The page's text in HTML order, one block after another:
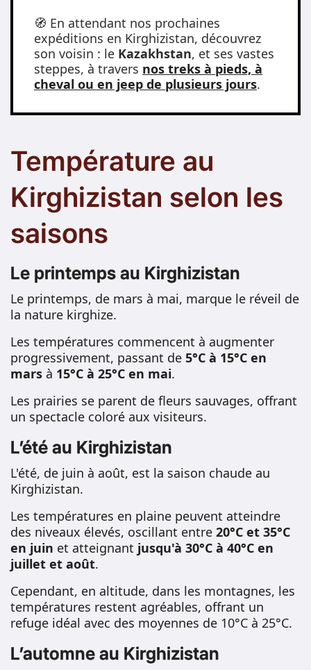
🧭 En attendant nos prochaines
expéditions en Kirghizistan, découvrez
son voisin : le Kazakhstan, et ses vastes
steppes, à travers nos treks à pieds, à
cheval ou en jeep de plusieurs jours.
Température au
Kirghizistan selon les
saisons
Le printemps au Kirghizistan
Le printemps, de mars à mai, marque le réveil de
la nature kirghize.
Les températures commencent à augmenter
progressivement, passant de 5°C à 15°C en
mars à 15°C à 25°C en mai.
Les prairies se parent de fleurs sauvages, offrant
un spectacle coloré aux visiteurs.
L’été au Kirghizistan
L'été, de juin à août, est la saison chaude au
Kirghizistan.
Les températures en plaine peuvent atteindre
des niveaux élevés, oscillant entre 20°C et 35°C
en juin et atteignant jusqu'à 30°C à 40°C en
juillet et août.
Cependant, en altitude, dans les montagnes, les
températures restent agréables, offrant un
refuge idéal avec des moyennes de 10°C à 25°C.
L’automne au Kirghizistan